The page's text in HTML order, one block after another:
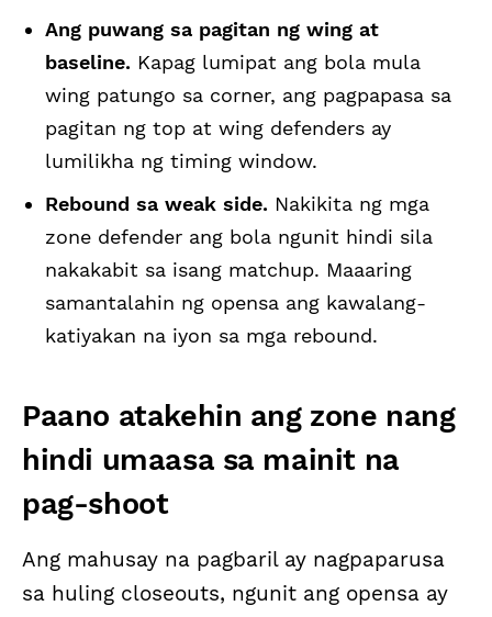
Ang puwang sa pagitan ng wing at
baseline. Kapag lumipat ang bola mula
wing patungo sa corner, ang pagpapasa sa
pagitan ng top at wing defenders ay
lumilikha ng timing window.
Rebound sa weak side. Nakikita ng mga
zone defender ang bola ngunit hindi sila
nakakabit sa isang matchup. Maaaring
samantalahin ng opensa ang kawalang-
katiyakan na iyon sa mga rebound.
Paano atakehin ang zone nang
hindi umaasa sa mainit na
pag-shoot
Ang mahusay na pagbaril ay nagpaparusa
sa huling closeouts, ngunit ang opensa ay